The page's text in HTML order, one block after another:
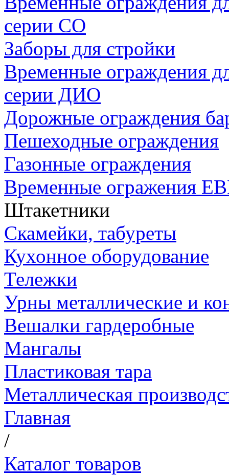
серии СО
Заборы для стройки
Временные ограждения
серии ДИО
Дорожные ограждения
Пешеходные ограждения
Газонные ограждения
Временные огражения
Штакетники
Скамейки, табуреты
Кухонное оборудование
Тележки
Урны металлические и
Вешалки гардеробные
Мангалы
Пластиковая тара
Металлическая
Главная
/
Каталог товаров